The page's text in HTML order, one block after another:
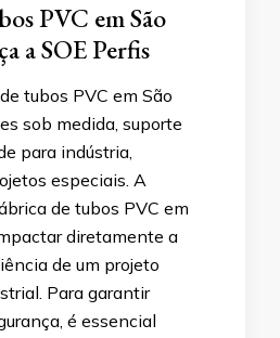
PVC em São
a SOE Perfis
tubos PVC em São
sob medida, suporte
para indústria,
especiais. A
de tubos PVC em
diretamente a
de um projeto
Para garantir
é essencial